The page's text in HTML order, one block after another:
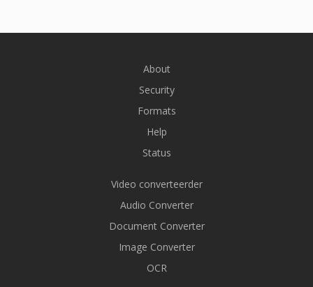
About
Security
Formats
Help
Status
Video converteerder
Audio Converter
Document Converter
Image Converter
OCR